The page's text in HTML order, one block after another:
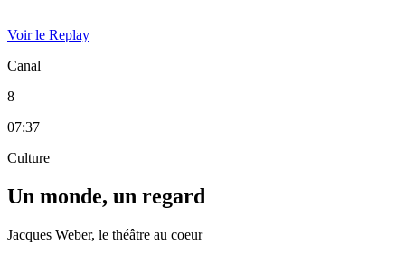
Voir le Replay
Canal
8
07:37
Culture
Un monde, un regard
Jacques Weber, le théâtre au coeur